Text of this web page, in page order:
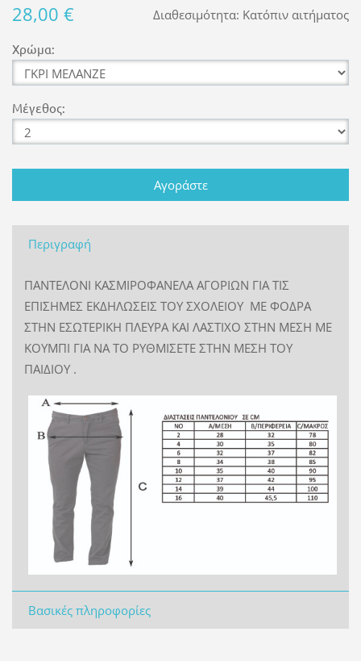
Διαθεσιμότητα: Κατόπιν αιτήματος
28,00 €
Χρώμα:
Μέγεθος:
Περιγραφή
ΠΑΝΤΕΛΟΝΙ ΚΑΣΜΙΡΟΦΑΝΕΛΑ ΑΓΟΡΙΩΝ ΓΙΑ ΤΙΣ
ΕΠΙΣΗΜΕΣ ΕΚΔΗΛΩΣΕΙΣ ΤΟΥ ΣΧΟΛΕΙΟΥ ΜΕ ΦΟΔΡΑ
ΣΤΗΝ ΕΣΩΤΕΡΙΚΗ ΠΛΕΥΡΑ ΚΑΙ ΛΑΣΤΙΧΟ ΣΤΗΝ ΜΕΣΗ ΜΕ
ΚΟΥΜΠΙ ΓΙΑ ΝΑ ΤΟ ΡΥΘΜΙΣΕΤΕ ΣΤΗΝ ΜΕΣΗ ΤΟΥ
ΠΑΙΔΙΟΥ .
Βασικές πληροφορίες